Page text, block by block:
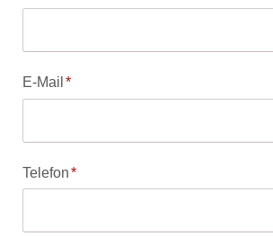
Pflichtfeld
E-Mail*
Pflichtfeld
Telefon*